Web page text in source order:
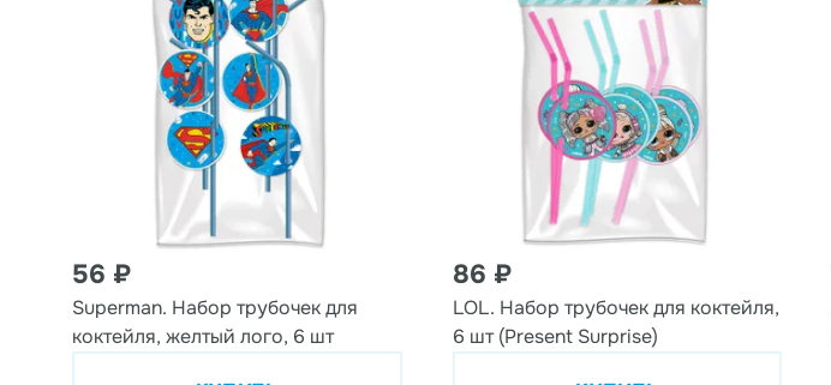
56 ₽
Superman. Набор трубочек для
коктейля, желтый лого, 6 шт
86 ₽
LOL. Набор трубочек для коктейля,
6 шт (Present Surprise)